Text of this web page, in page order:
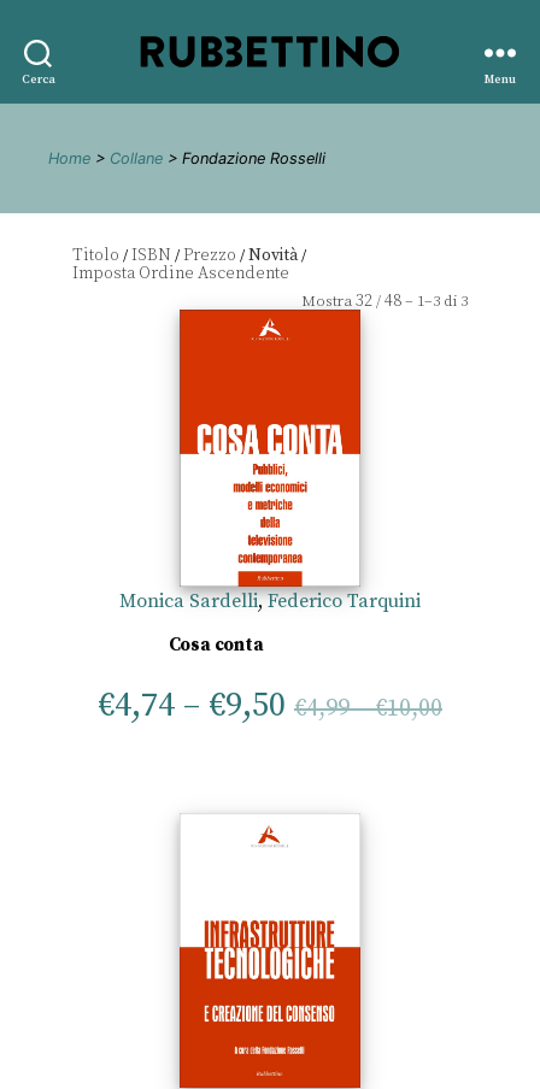
Cerca
editore
Menu
Home > Collane > Fondazione Rosselli
Titolo /ISBN /Prezzo /Novità/
Mostra32/48– 1–3 di 3
Monica Sardelli,Federico Tarquini
Cosa conta
€4,74 – €9,50 €4,99–€10,00